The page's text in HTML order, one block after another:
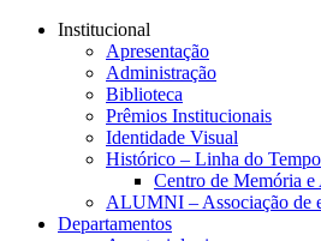
Conteúdo principal
Institucional
Apresentação
Administração
Biblioteca
Prêmios Institucionais
Identidade Visual
Histórico – Linha do Tempo
Centro de Memória
ALUMNI – Associação de
Departamentos